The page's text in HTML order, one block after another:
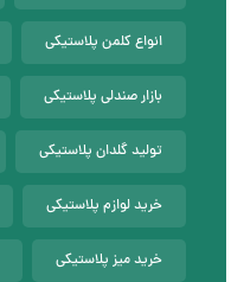
انواع کلمن پلاستیکی
بازار صندلی پلاستیکی
تولید گلدان پلاستیکی
خرید لوازم پلاستیکی
خرید میز پلاستیکی